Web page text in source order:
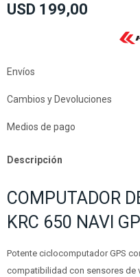
USD 199,00
Envíos
Cambios y Devoluciones
Medios de pago
Descripción
COMPUTADOR
KRC 650 NAVI
Potente ciclocomputador GPS
compatibilidad con sensores de